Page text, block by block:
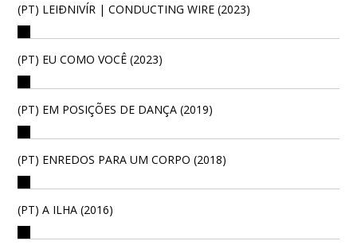
(PT) LEIÐNIVÍR | CONDUCTING WIRE (2023)
(PT) EU COMO VOCÊ (2023)
(PT) EM POSIÇÕES DE DANÇA (2019)
(PT) ENREDOS PARA UM CORPO (2018)
(PT) A ILHA (2016)